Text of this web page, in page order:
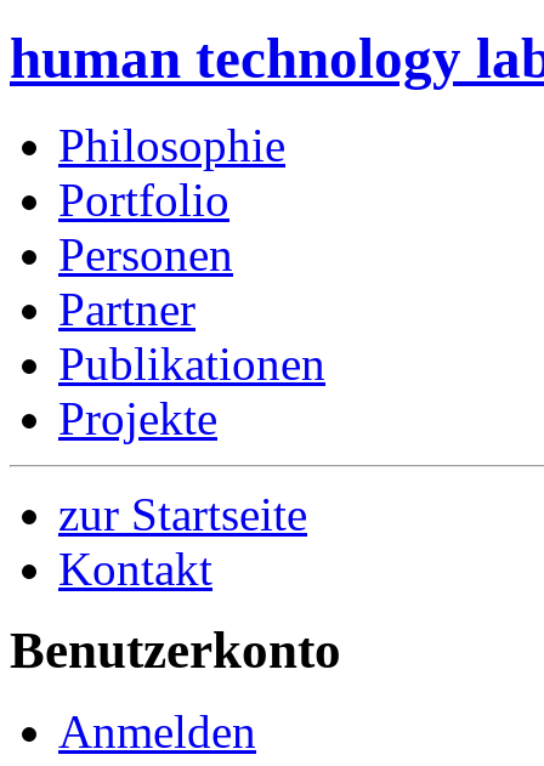
human technology
Philosophie
Portfolio
Personen
Partner
Publikationen
Projekte
zur Startseite
Kontakt
Benutzerkonto
Anmelden